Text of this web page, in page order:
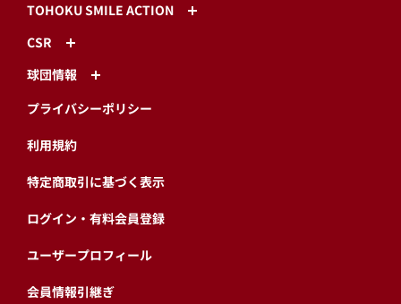
TOHOKU SMILE ACTION
CSR
球団情報
プライバシーポリシー
利用規約
特定商取引に基づく表示
ログイン・有料会員登録
ユーザープロフィール
会員情報引継ぎ